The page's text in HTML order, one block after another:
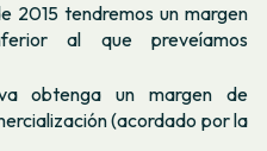
2015 tendremos un margen
al que preveíamos
obtenga un margen de
(acordado por la